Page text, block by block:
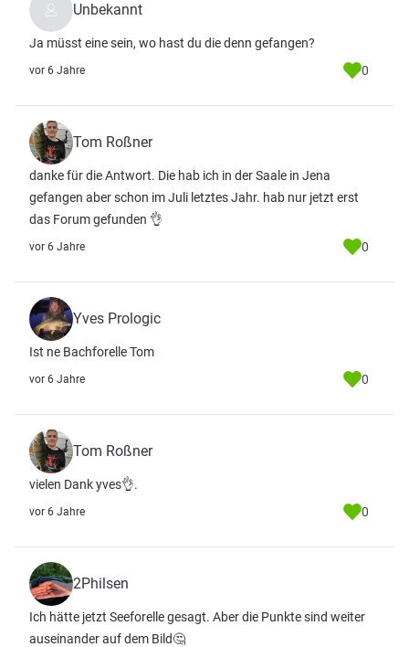
Unbekannt
Ja müsst eine sein, wo hast du die denn gefangen?
vor 6 Jahre 0
Tom Roßner
danke für die Antwort. Die hab ich in der Saale in Jena
gefangen aber schon im Juli letztes Jahr. hab nur jetzt erst
das Forum gefunden 👌
vor 6 Jahre 0
Yves Prologic
Ist ne Bachforelle Tom
vor 6 Jahre 0
Tom Roßner
vielen Dank yves👌.
vor 6 Jahre 0
2Philsen
Ich hätte jetzt Seeforelle gesagt. Aber die Punkte sind weiter
auseinander auf dem Bild🤔